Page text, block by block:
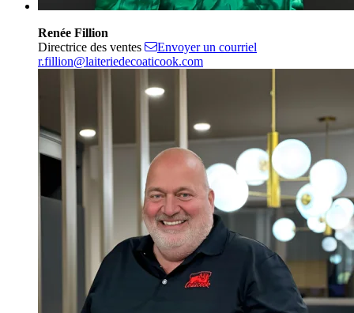
Renée Fillion
Directrice des ventes
Envoyer un courriel
r.fillion@laiteriedecoaticook.com